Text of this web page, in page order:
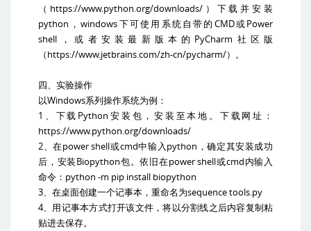
（ https://www.python.org/downloads/）下载并安装
python ，windows 下可使用系统自带的 CMD或 Power
shell ，或者安装最新版本的 PyCharm 社区版
（ https://www.jetbrains.com/zh-cn/pycharm/）。
四、实验操作
以Windows系列操作系统为例：
1 、下载 Python 安装包，安装至本地。下载网址：
https://www.python.org/downloads/
2、在power shell或cmd中输入 python ，确定其安装成功
后，安装 Biopython包。依旧在power shell或cmd 内输入
命令： python -m pip install biopython
3、在桌面创建一个记事本，重命名为sequence tools.py
4、用记事本方式打开该文件，将以分割线之后内容复制粘
贴进去保存。